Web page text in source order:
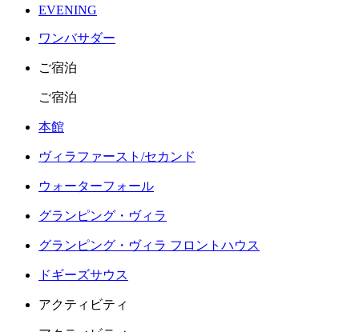
EVENING
ワンバサダー
ご宿泊
ご宿泊
本館
ヴィラファースト/セカンド
ウォーターフォール
グランピング・ヴィラ
グランピング・ヴィラ フロントハウス
ドギーズサウス
アクティビティ